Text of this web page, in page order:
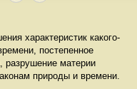
характеристик какого-
постепенное
разрушение материи
природы и времени.